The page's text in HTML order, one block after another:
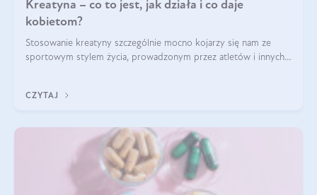
Kreatyna – co to jest, jak działa i co daje
kobietom?
Stosowanie kreatyny szczególnie mocno kojarzy się nam ze
sportowym stylem życia, prowadzonym przez atletów i innych
zwiększa masę
CZYTAJ